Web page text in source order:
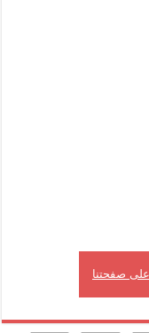
صفحتنا